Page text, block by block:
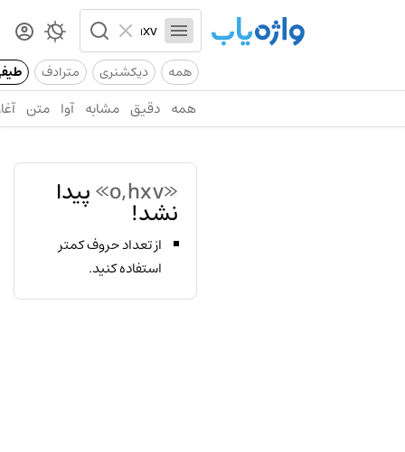
همه دیکشنری مترادف
همه دقیق مشابه آوا متن
«o,hxv» پیدا
نشد!
از تعداد حروف کمتر
استفاده کنید.